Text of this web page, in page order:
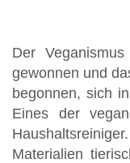
Der
gewonnen und
begonnen, sich
Eines der
Materialien